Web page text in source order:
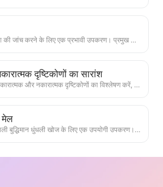
वेब पेज की विश्वसनीयता की जांच करने के लिए एक प्रभावी उपकरण। प्रमुख दावों और डेटा को स्वचालित रूप से पहचानता है और विश्वसनीय बाहरी स्रोतों से क्रॉस-चेक करता है। महत्वपूर्ण बयानों के लिए विश्वसनीयता रेटिंग प्रदान करता है, सत्यापन परिणामों और तथ्य स्रोतों के लिंक प्रदान करता है। सूचना साक्षरता को बढ़ाने और गलत सूचना के प्रसार को रोकने में मदद करता है।
दृष्टिकोणों का सारांश
वेब पृष्ठ की सामग्री में सकारात्मक और नकारात्मक दृष्टिकोणों का विश्लेषण करें, वस्तुनिष्ठ संतुलित तर्कों का सारांश प्रदान करें, निर्णय लेने में सहायता करें।
मेल
वर्तमान वेब पेज में होने वाली बुद्धिमान धुंधली खोज के लिए एक उपयोगी उपकरण। अर्थ संबंधों को समझकर, कीवर्ड या प्रश्न से संबंधित जानकारी को तेजी से खोजें। यह न केवल सटीक मेल खाने का समर्थन करता है, बल्कि संबंधित सामग्री के टुकड़े और स्थान भी प्रदान करता है, जिससे पठन दक्षता और जानकारी प्राप्त करने की क्षमता काफी बढ़ जाती है।